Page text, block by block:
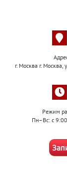
г. Москва г. Москва,
Режим
Пн–Вс: с